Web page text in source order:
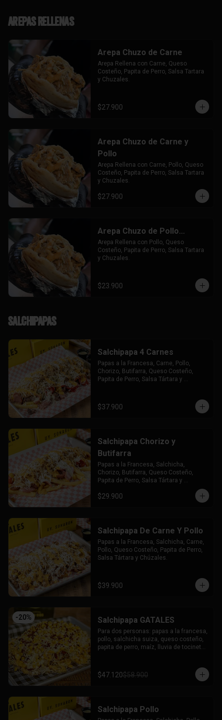
Arepas Rellenas
Arepa Chuzo de Carne
Arepa Rellena con Carne, Queso
Costeño, Papita de Perro, Salsa Tartara
y Chuzales.
$27.900
Arepa Chuzo de Carne y
Pollo
Arepa Rellena con Carne, Pollo, Queso
Costeño, Papita de Perro, Salsa Tartara
y Chuzales.
$27.900
Arepa Chuzo de Pollo...
Arepa Rellena con Pollo, Queso
Costeño, Papita de Perro, Salsa Tartara
y Chuzales.
$23.900
Salchipapas
Salchipapa 4 Carnes
Papas a la Francesa, Carne, Pollo,
Chorizo, Butifarra, Queso Costeño,
Papita de Perro, Salsa Tártara y
$37.900
Salchipapa Chorizo y
Butifarra
Papas a la Francesa, Salchicha,
Chorizo, Butifarra, Queso Costeño,
Papita de Perro, Salsa Tártara y
$29.900
Salchipapa De Carne Y Pollo
Papas a la Francesa, Salchicha, Carne,
Pollo, Queso Costeño, Papita de Perro,
Salsa Tártara y Chúzales.
$39.900
-20% Salchipapa GATALES
Para dos personas: papas a la francesa,
pollo, salchicha suiza, queso costeño,
papita de perro, maíz, lluvia de tocineta,
$47.120$58.900
Salchipapa Pollo